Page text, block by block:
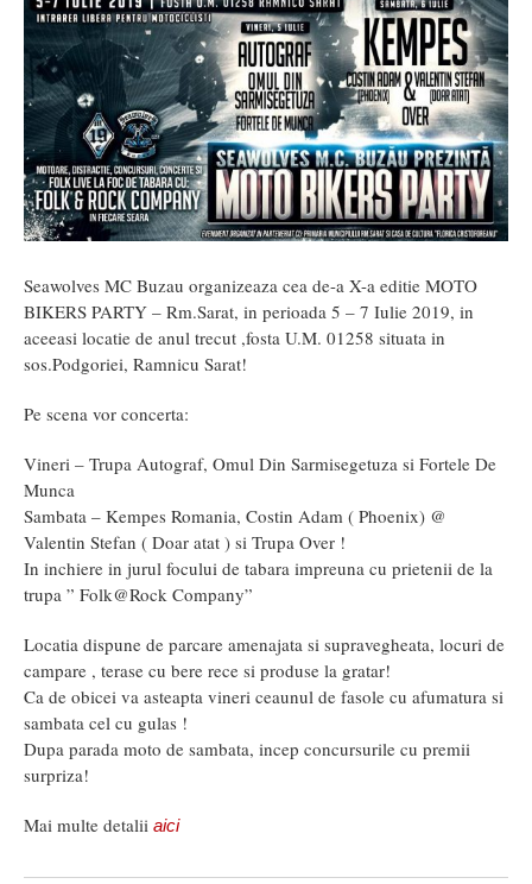
Seawolves MC Buzau organizeaza cea de-a X-a editie MOTO
BIKERS PARTY – Rm.Sarat, in perioada 5 – 7 Iulie 2019, in
aceeasi locatie de anul trecut ,fosta U.M. 01258 situata in
sos.Podgoriei, Ramnicu Sarat!
Pe scena vor concerta:
Vineri – Trupa Autograf, Omul Din Sarmisegetuza si Fortele De
Munca
Sambata – Kempes Romania, Costin Adam ( Phoenix) @
Valentin Stefan ( Doar atat ) si Trupa Over !
In inchiere in jurul focului de tabara impreuna cu prietenii de la
trupa ” Folk@Rock Company”
Locatia dispune de parcare amenajata si supravegheata, locuri de
campare , terase cu bere rece si produse la gratar!
Ca de obicei va asteapta vineri ceaunul de fasole cu afumatura si
sambata cel cu gulas !
Dupa parada moto de sambata, incep concursurile cu premii
surpriza!
Mai multe detalii aici